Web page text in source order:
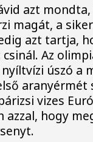
azt
magát, a
azt tartja,
Az
úszó a
aranyérmét
vizes
azzal, hogy